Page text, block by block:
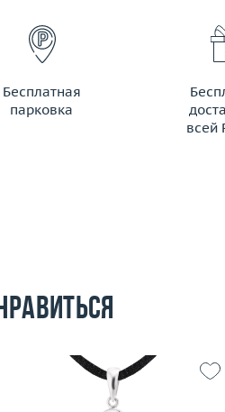
Бесплатная
парковка
всей